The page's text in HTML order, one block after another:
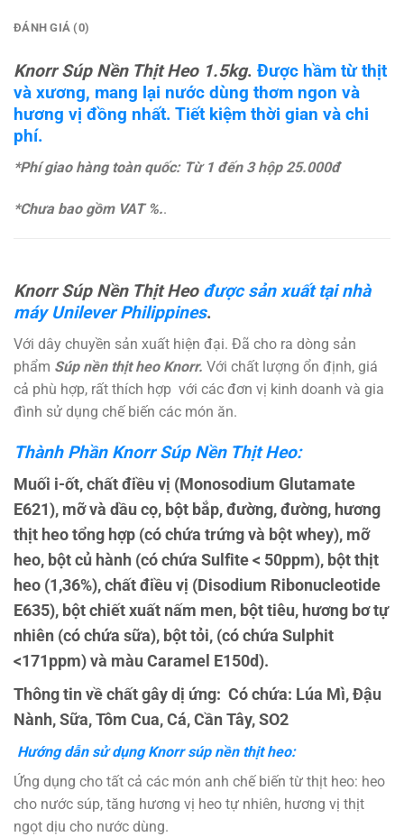
ĐÁNH GIÁ (0)
Knorr Súp Nền Thịt Heo 1.5kg. Được hầm từ thịt
và xương, mang lại nước dùng thơm ngon và
hương vị đồng nhất. Tiết kiệm thời gian và chi
phí.
*Phí giao hàng toàn quốc: Từ 1 đến 3 hộp 25.000đ
*Chưa bao gồm VAT %..
Knorr Súp Nền Thịt Heo được sản xuất tại nhà
máy Unilever Philippines.
Với dây chuyền sản xuất hiện đại. Đã cho ra dòng sản
phẩm Súp nền thịt heo Knorr. Với chất lượng ổn định, giá
cả phù hợp, rất thích hợp với các đơn vị kinh doanh và gia
đình sử dụng chế biến các món ăn.
Thành Phần Knorr Súp Nền Thịt Heo:
Muối i-ốt, chất điều vị (Monosodium Glutamate
E621), mỡ và dầu cọ, bột bắp, đường, đường, hương
thịt heo tổng hợp (có chứa trứng và bột whey), mỡ
heo, bột củ hành (có chứa Sulfite < 50ppm), bột thịt
heo (1,36%), chất điều vị (Disodium Ribonucleotide
E635), bột chiết xuất nấm men, bột tiêu, hương bơ tự
nhiên (có chứa sữa), bột tỏi, (có chứa Sulphit
<171ppm) và màu Caramel E150d).
Thông tin về chất gây dị ứng: Có chứa: Lúa Mì, Đậu
Nành, Sữa, Tôm Cua, Cá, Cần Tây, SO2
Hướng dẫn sử dụng Knorr súp nền thịt heo:
Ứng dụng cho tất cả các món anh chế biến từ thịt heo: heo
cho nước súp, tăng hương vị heo tự nhiên, hương vị thịt
ngọt dịu cho nước dùng.